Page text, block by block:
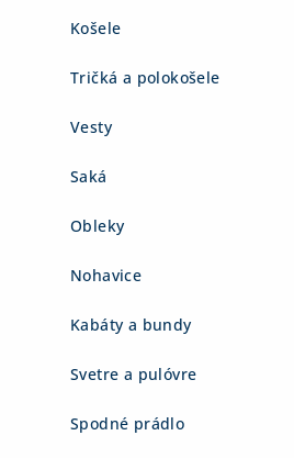
Košele
Tričká a polokošele
Vesty
Saká
Obleky
Nohavice
Kabáty a bundy
Svetre a pulóvre
Spodné prádlo